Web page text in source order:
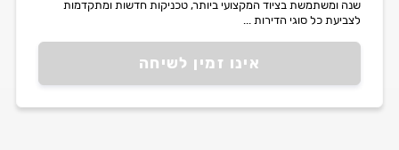
אינו זמין לשיחה
שנה ומשתמשת בציוד המקצועי ביותר, טכניקות חדשות ומתקדמות
לצביעת כל סוגי הדירות ...